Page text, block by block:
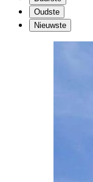
Oudste
Nieuwste